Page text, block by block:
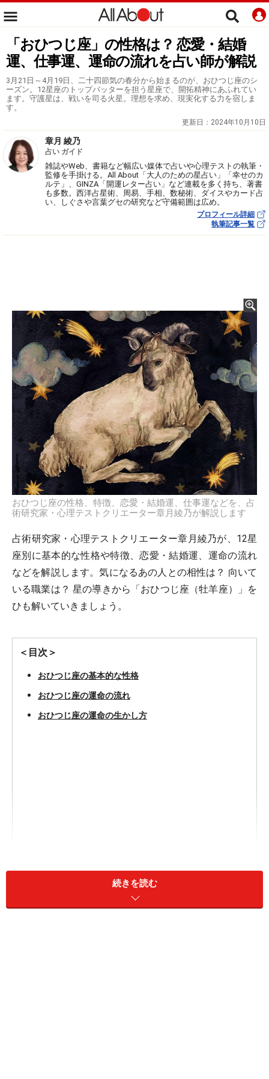
「おひつじ座」の性格は？ 恋愛・結婚
運、仕事運、運命の流れを占い師が解説
3月21日～4月19日、二十四節気の春分から始まるのが、おひつじ座のシ
ーズン。12星座のトップバッターを担う星座で、開拓精神にあふれてい
ます。守護星は、戦いを司る火星。理想を求め、現実化する力を宿しま
す。
更新日： 2024年10月10日
章月 綾乃
占い ガイド
雑誌やWeb、書籍など幅広い媒体で占いや心理テストの執筆・
監修を手掛ける。All About「大人のための星占い」「幸せのカ
ルテ」、GINZA「開運レター占い」など連載を多く持ち、著書
も多数。西洋占星術、周易、手相、数秘術、ダイスやカード占
い、しぐさや言葉グセの研究など守備範囲は広め。
プロフィール詳細
執筆記事一覧
おひつじ座の性格、特徴、恋愛・結婚運、仕事運などを、占
術研究家・心理テストクリエーター章月綾乃が解説します
占術研究家・心理テストクリエーター章月綾乃が、12星
座別に基本的な性格や特徴、恋愛・結婚運、運命の流れ
などを解説します。気になるあの人との相性は？ 向いて
いる職業は？ 星の導きから「おひつじ座（牡羊座）」を
ひも解いていきましょう。
＜目次＞
おひつじ座の基本的な性格
おひつじ座の運命の流れ
おひつじ座の運命の生かし方
おひつじ座の恋愛運、結婚運
続きを読む